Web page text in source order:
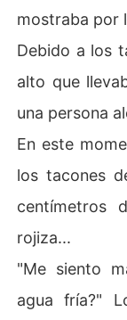
mostraba por
Debido a los
alto que
una persona
En este
los tacones
centímetros
rojiza...
"Me siento
agua fría?"